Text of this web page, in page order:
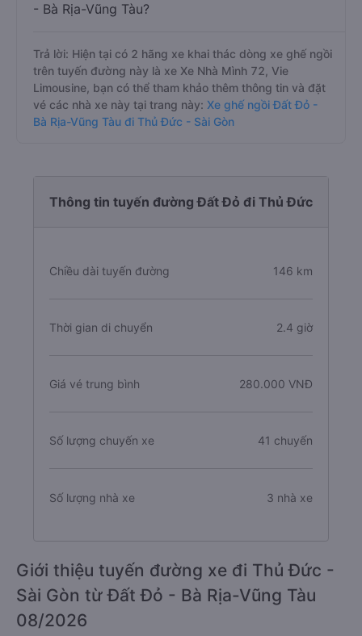
- Bà Rịa-Vũng Tàu?
Trả lời: Hiện tại có 2 hãng xe khai thác dòng xe ghế ngồi
trên tuyến đường này là xe Xe Nhà Mình 72, Vie
Limousine, bạn có thể tham khảo thêm thông tin và đặt
vé các nhà xe này tại trang này: Xe ghế ngồi Đất Đỏ -
Bà Rịa-Vũng Tàu đi Thủ Đức - Sài Gòn
Thông tin tuyến đường Đất Đỏ đi Thủ Đức
Chiều dài tuyến đường 146 km
Thời gian di chuyển 2.4 giờ
Giá vé trung bình 280.000 VNĐ
Số lượng chuyến xe 41 chuyến
Số lượng nhà xe 3 nhà xe
Giới thiệu tuyến đường xe đi Thủ Đức -
Sài Gòn từ Đất Đỏ - Bà Rịa-Vũng Tàu
08/2026